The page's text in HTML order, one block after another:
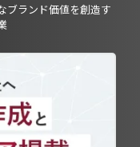
ブランド価値を創造す